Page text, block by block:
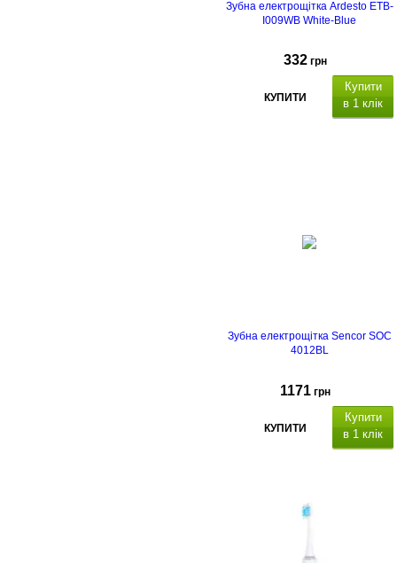
Зубна електрощітка Ardesto ETB-
I009WB White-Blue
332 грн
КУПИТИ
Купити
в 1 клік
Зубна електрощітка Sencor SOC
4012BL
1171 грн
КУПИТИ
Купити
в 1 клік